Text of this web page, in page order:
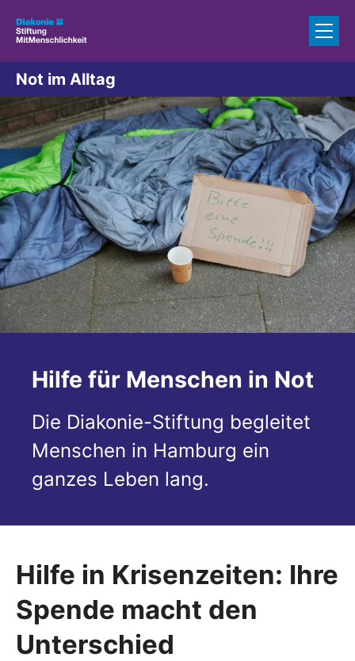
Not im Alltag
Hilfe für Menschen in Not
Die Diakonie-Stiftung begleitet
Menschen in Hamburg ein
ganzes Leben lang.
Hilfe in Krisenzeiten: Ihre
Spende macht den
Unterschied